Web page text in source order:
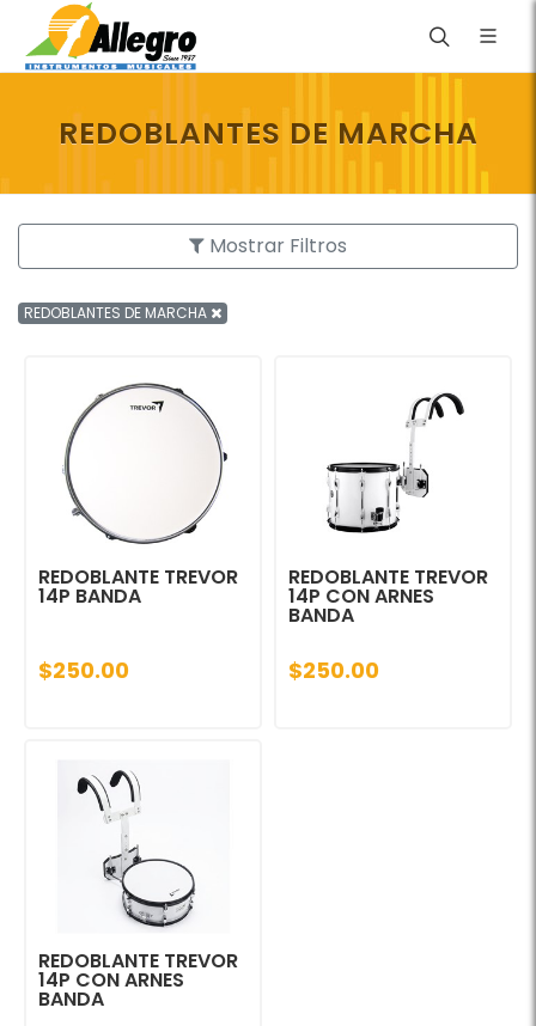
REDOBLANTES DE MARCHA
Mostrar Filtros
REDOBLANTES DE MARCHA
REDOBLANTE TREVOR
14P BANDA
$250.00
REDOBLANTE TREVOR
14P CON ARNES
BANDA
$250.00
REDOBLANTE TREVOR
14P CON ARNES
BANDA